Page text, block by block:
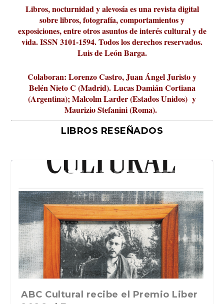
Liber 2026 al Fomento de la Le...
Revista Cultural Turia, númer...
10.000 pasos al día? Lo que d...
paisajística del mar de Sicil...
París
metafísicos de la novela ne...
Libros, nocturnidad y alevosía es una revista digital
sobre libros, fotografía, comportamientos y
exposiciones, entre otros asuntos de interés cultural y de
vida. ISSN 3101-1594. Todos los derechos reservados.
Luis de León Barga.
Colaboran: Lorenzo Castro, Juan Ángel Juristo y
Belén Nieto C (Madrid). Lucas Damián Cortiana
(Argentina); Malcolm Larder (Estados Unidos) y
Maurizio Stefanini (Roma).
LIBROS RESEÑADOS
La verdadera odisea del espacio en
ABC Cultural recibe el Premio Liber
La cultura de la transgresión.